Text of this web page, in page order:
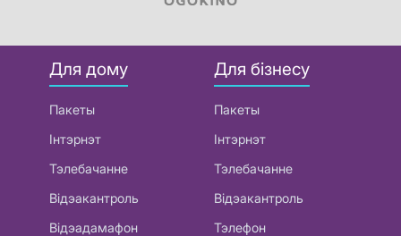
Для дому
Пакеты
Інтэрнэт
Тэлебачанне
Відэакантроль
Відэадамафон
Для бізнесу
Пакеты
Інтэрнэт
Тэлебачанне
Відэакантроль
Тэлефон